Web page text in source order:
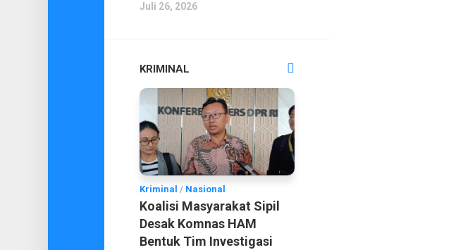
Juli 26, 2026
KRIMINAL
Kriminal / Nasional
Koalisi Masyarakat Sipil
Desak Komnas HAM
Bentuk Tim Investigasi